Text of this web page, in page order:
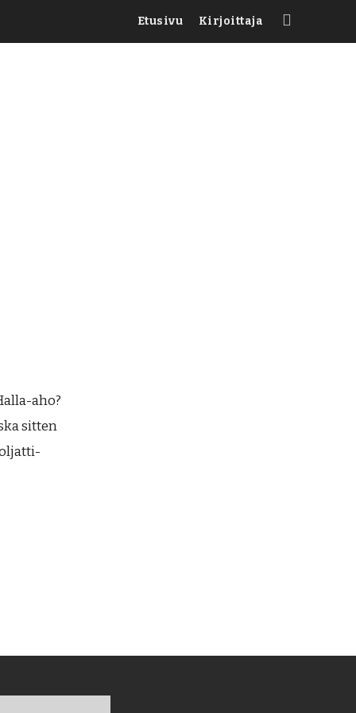
Etusivu Kirjoittaja
aho?
sitten